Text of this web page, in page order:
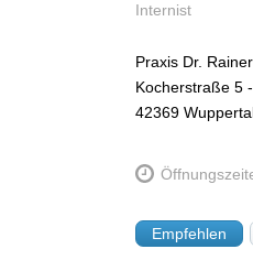
Internist
Praxis Dr.
Kocherstraße 5
42369
Empfehlen